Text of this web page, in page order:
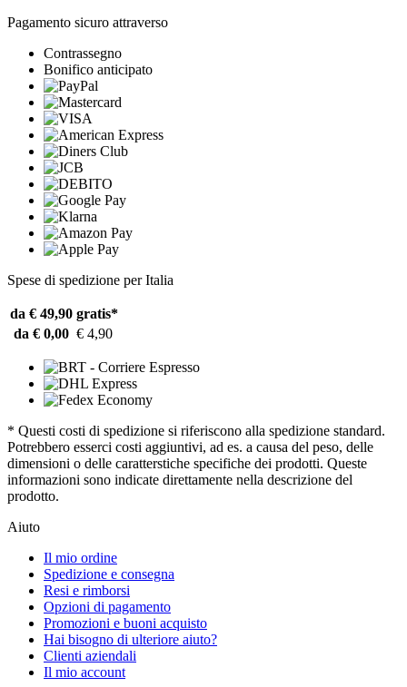
Pagamento sicuro attraverso
Contrassegno
Bonifico anticipato
Spese di spedizione per Italia
da € 49,90 gratis*
da € 0,00 € 4,90
* Questi costi di spedizione si riferiscono alla spedizione standard.
Potrebbero esserci costi aggiuntivi, ad es. a causa del peso, delle
dimensioni o delle caratterstiche specifiche dei prodotti. Queste
informazioni sono indicate direttamente nella descrizione del
prodotto.
Aiuto
Il mio ordine
Spedizione e consegna
Resi e rimborsi
Opzioni di pagamento
Promozioni e buoni acquisto
Hai bisogno di ulteriore aiuto?
Clienti aziendali
Il mio account